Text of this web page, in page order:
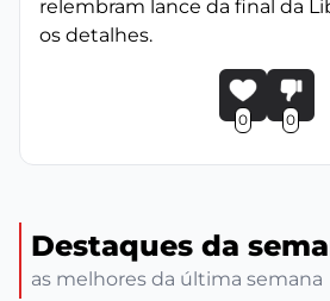
relembram lance da final da
os detalhes.
0 0
Destaques da
as melhores da última semana